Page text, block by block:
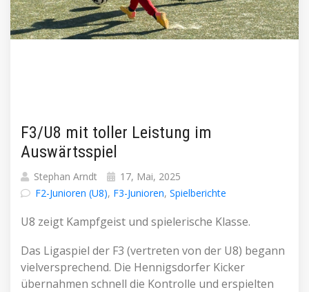
F3/U8 mit toller Leistung im
Auswärtsspiel
Stephan Arndt
17, Mai, 2025
F2-Junioren (U8), F3-Junioren, Spielberichte
U8 zeigt Kampfgeist und spielerische Klasse.
Das Ligaspiel der F3 (vertreten von der U8) begann
vielversprechend. Die Hennigsdorfer Kicker
übernahmen schnell die Kontrolle und erspielten